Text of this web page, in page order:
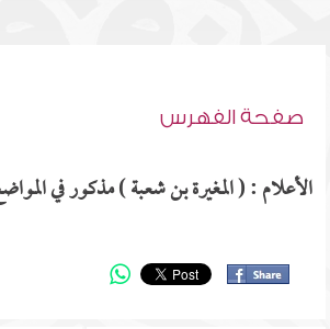
صفحة الفهرس
الأعلام : ( المغيرة بن شعبة ) مذكور في